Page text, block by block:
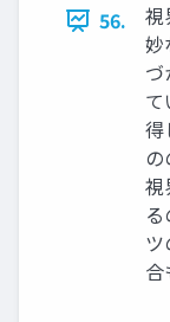
56.
視
妙
づ
て
得
視
合